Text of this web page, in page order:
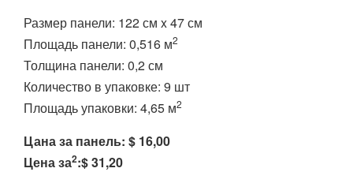
Размер панели: 122 см x 47 см
Площадь панели: 0,516 м2
Толщина панели: 0,2 см
Количество в упаковке: 9 шт
Площадь упаковки: 4,65 м2
Цана за панель: $ 16,00
Цена за2:$ 31,20